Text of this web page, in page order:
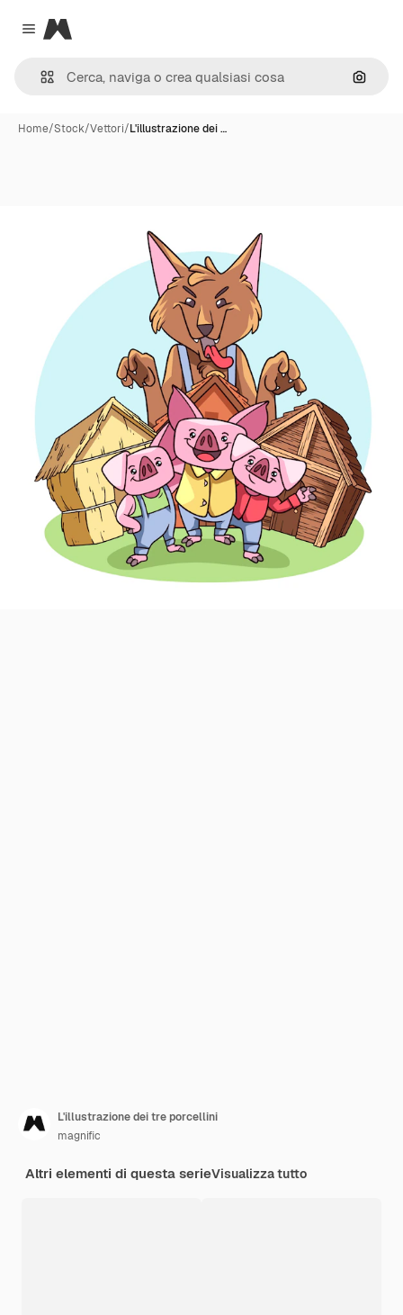
Close menu
Magnific
Cerca
Home/Stock/Vettori/L'illustrazione dei …
L'illustrazione dei tre porcellini
magnific
Altri elementi di questa serieVisualizza tutto